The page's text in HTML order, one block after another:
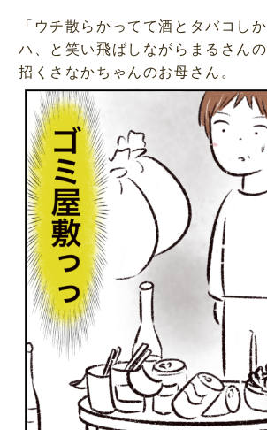
「ウチ散らかってて酒とタバコし
ハ、と笑い飛ばしながらまるさん
招くさなかちゃんのお母さん。